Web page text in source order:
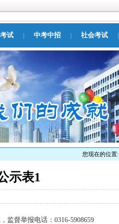
试 中考中招 社会考试
您现在的位置:
示表1
监督举报电话：0316-5908659